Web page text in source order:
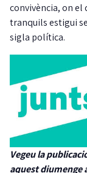
convivència, on el
tranquils estigui
sigla política.
Vegeu la
aquest diumenge